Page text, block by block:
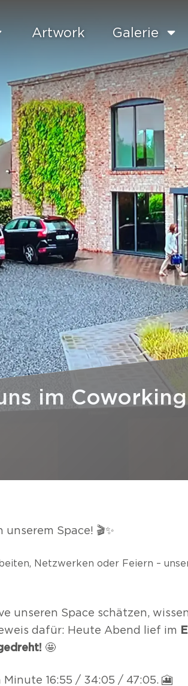
Artwork Galerie
im
Space! 🎬✨
Netzwerken oder Feiern –
unseren Space schätzen,
dafür: Heute Abend lief im
🤩
Minute 16:55 / 34:05 / 47:05. 🎦